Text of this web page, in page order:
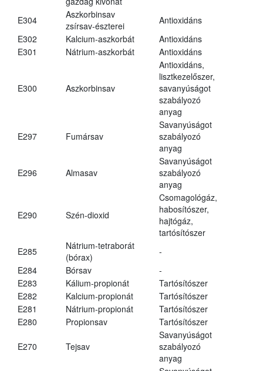
E304
Aszkorbinsav
zsírsav-észterei
Antioxidáns
E302
Kalcium-aszkorbát
Antioxidáns
E301
Nátrium-aszkorbát Antioxidáns
E300 Aszkorbinsav
Antioxidáns,
lisztkezelőszer,
savanyúságot
szabályozó
anyag
E297 Fumársav
Savanyúságot
szabályozó
anyag
E296 Almasav
Savanyúságot
szabályozó
anyag
E290 Szén-dioxid
Csomagológáz,
habosítószer,
hajtógáz,
tartósítószer
E285
Nátrium-tetraborát
(bórax)
-
E284
Bórsav
-
E283
Kálium-propionát
Tartósítószer
E282
Kalcium-propionát
Tartósítószer
E281
Nátrium-propionát
Tartósítószer
E280
Propionsav Tartósítószer
E270 Tejsav
Savanyúságot
szabályozó
anyag